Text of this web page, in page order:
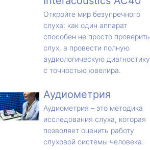
Откройте мир безупречного
слуха: как один аппарат
способен не просто проверить
слух, а провести полную
аудиологическую диагностику
с точностью ювелира.
Аудиометрия
Аудиометрия – это методика
исследования слуха, которая
позволяет оценить работу
слуховой системы человека.